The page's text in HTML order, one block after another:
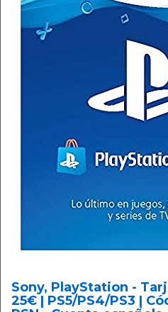
Sony, PlayStation -
25€ | PS5/PS4/PS3 |